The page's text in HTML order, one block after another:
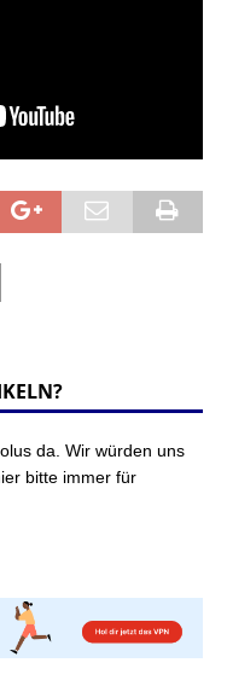
da. Wir würden uns
bitte immer für